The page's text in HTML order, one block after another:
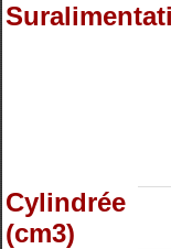
Cylindrée
(cm3)